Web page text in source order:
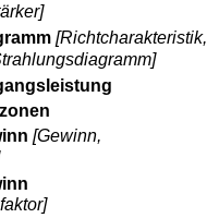
[Richtcharakteristik,
[Gewinn,